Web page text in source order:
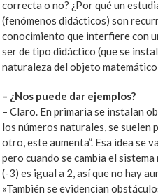
correcta o no? ¿Por qué un
(fenómenos didácticos) son
conocimiento que interfiere con
ser de tipo didáctico (que se
naturaleza del objeto
– ¿Nos puede dar ejemplos?
– Claro. En primaria se instalan
los números naturales, se suelen
otro, este aumenta”. Esa idea se
pero cuando se cambia el
(-3) es igual a 2, así que no hay
«También se evidencian